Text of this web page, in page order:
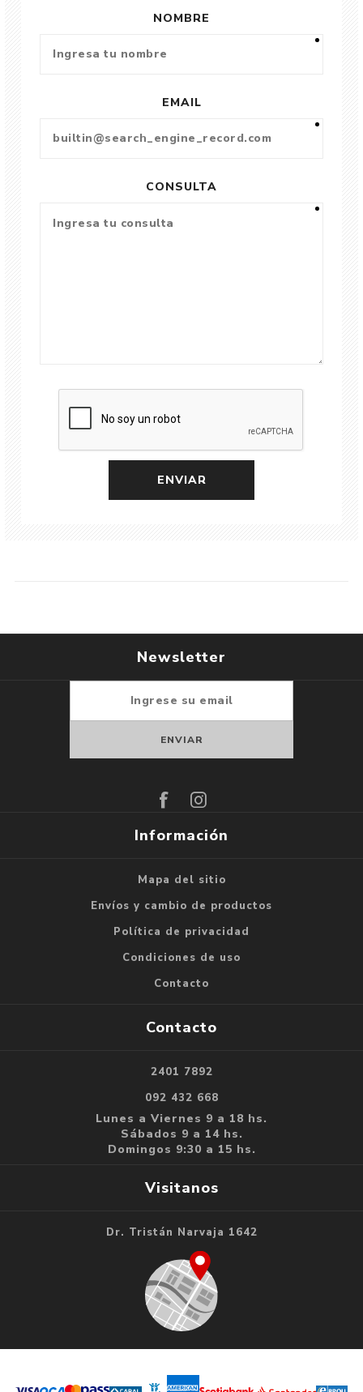
NOMBRE
EMAIL
CONSULTA
Newsletter
Información
Mapa del sitio
Envíos y cambio de productos
Política de privacidad
Condiciones de uso
Contacto
Contacto
2401 7892
092 432 668
Lunes a Viernes 9 a 18 hs.
Sábados 9 a 14 hs.
Domingos 9:30 a 15 hs.
Visitanos
Dr. Tristán Narvaja 1642